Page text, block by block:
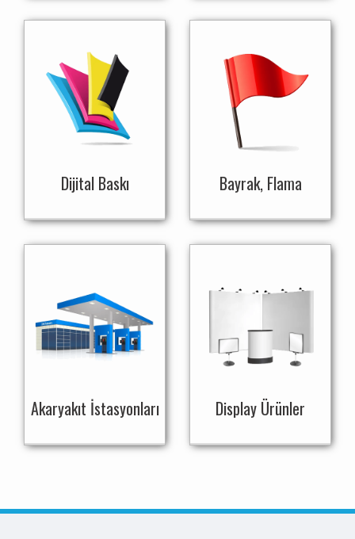
Dijital Baskı Bayrak, Flama
Akaryakıt İstasyonları Display Ürünler